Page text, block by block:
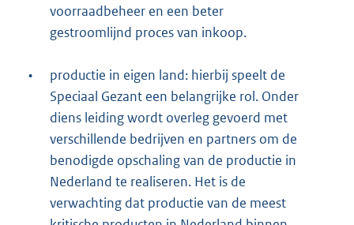
voorraadbeheer en een beter
gestroomlijnd proces van inkoop.
•
productie in eigen land: hierbij speelt de
Speciaal Gezant een belangrijke rol. Onder
diens leiding wordt overleg gevoerd met
verschillende bedrijven en partners om de
benodigde opschaling van de productie in
Nederland te realiseren. Het is de
verwachting dat productie van de meest